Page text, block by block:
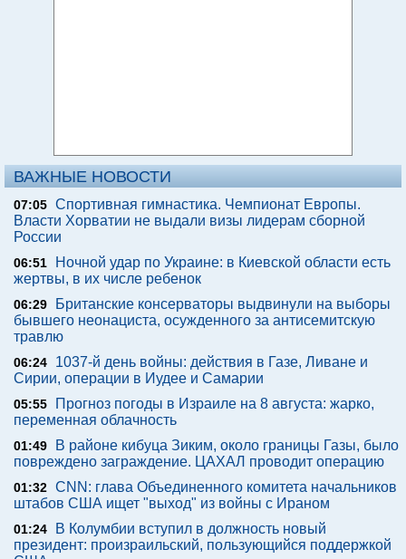
ВАЖНЫЕ НОВОСТИ
07:05 Спортивная гимнастика. Чемпионат Европы.
Власти Хорватии не выдали визы лидерам сборной
России
06:51
Ночной удар по Украине: в Киевской области есть
жертвы, в их числе ребенок
06:29
Британские консерваторы выдвинули на выборы
бывшего неонациста, осужденного за антисемитскую
травлю
06:24
1037-й день войны: действия в Газе, Ливане и
Сирии, операции в Иудее и Самарии
05:55
Прогноз погоды в Израиле на 8 августа: жарко,
переменная облачность
01:49
В районе кибуца Зиким, около границы Газы, было
повреждено заграждение. ЦАХАЛ проводит операцию
01:32 CNN: глава Объединенного комитета начальников
штабов США ищет "выход" из войны с Ираном
01:24
В Колумбии вступил в должность новый
президент: произраильский, пользующийся поддержкой